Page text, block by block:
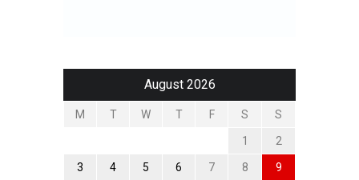
August 2026
M T W T F S S
1 2
3 4 5 6 7 8 9